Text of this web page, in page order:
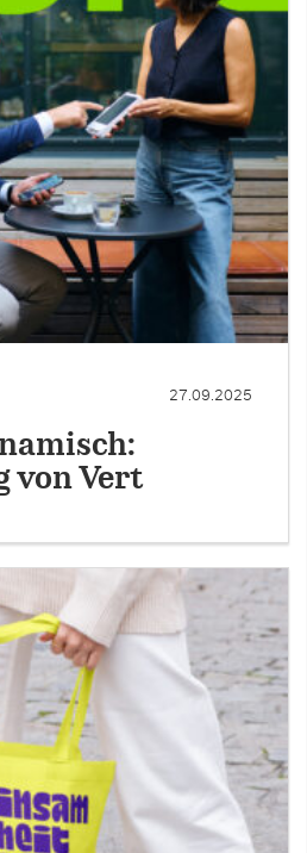
27.09.2025
von Vert